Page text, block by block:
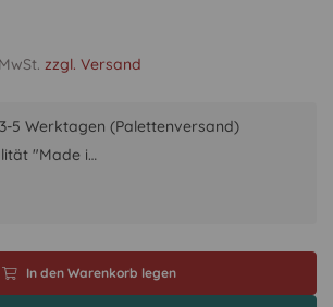
zzgl. Versand
5 Werktagen (Palettenversand)
"Made i…
In den Warenkorb legen